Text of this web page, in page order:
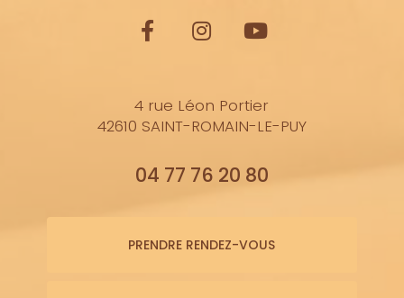
4 rue Léon Portier
42610 SAINT-ROMAIN-LE-PUY
04 77 76 20 80
PRENDRE RENDEZ-VOUS